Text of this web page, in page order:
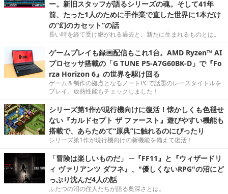
ー。新旧スタッフが語るシリーズの魂。そして41年
前、たった1人のために手作業で直した世界に1本だけ
の“幻のカセット”の話
長い時を経て受け継がれる過去と、新たに生まれるものとは。
ゲームプレイも録画配信もこれ1台。AMD Ryzen™ AI
プロセッサ搭載の「G TUNE P5-A7G60BK-D」で『Fo
rza Horizon 6』の世界を駆け回る
ゲーム＆制作の拠点となるノートPCで話題のレースタイトルを
プレイ。放熱性能もチェックしました！
シリーズ第1作が現行機向けに復活！懐かしくも色褪せ
ない『カルドセプト ザ ファースト』遊びやすい機能も
搭載で、あらためて“原典”に触れるのにぴったり
シリーズ第1作が現行機向けの新機能を備えて復活！
「冒険は楽しいものだ」 ─『FF11』と『ウィザードリ
ィ ヴァリアンツ ダフネ』、"優しくないRPG"の沼にど
っぷり沈んだ4人の話
ふたつの沼の住人たちが語る奥深さとは。